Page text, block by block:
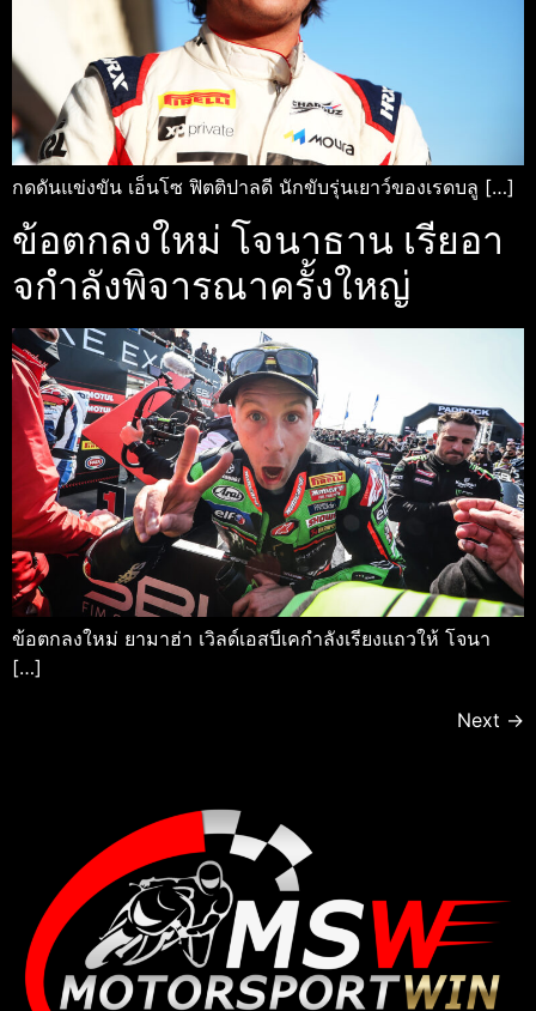
กดดันแข่งขัน เอ็นโซ ฟิตติปาลดี นักขับรุ่นเยาว์ของเรดบลู […]
ข้อตกลงใหม่ โจนาธาน เรียอา
จกําลังพิจารณาครั้งใหญ่
ข้อตกลงใหม่ ยามาฮ่า เวิลด์เอสบีเคกําลังเรียงแถวให้ โจนา
[…]
Next →